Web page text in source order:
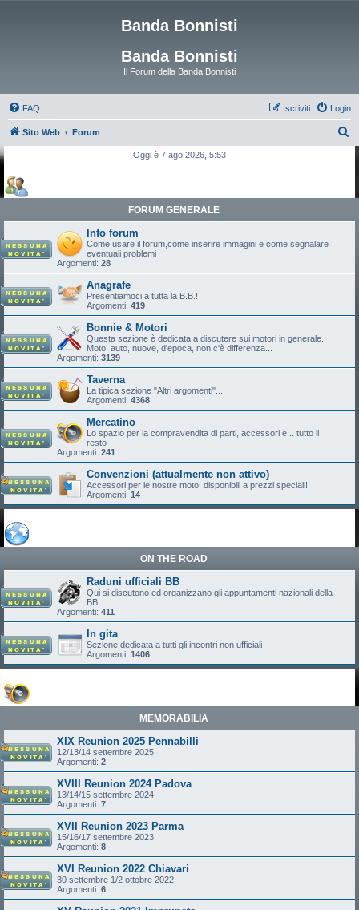
Banda Bonnisti
Banda Bonnisti
Il Forum della Banda Bonnisti
FAQ Login
Iscriviti
Sito Web Forum
Oggi è 7 ago 2026, 5:53
FORUM GENERALE
Info forum
Come usare il forum,come inserire immagini e come segnalare
eventuali problemi
Argomenti: 28
Anagrafe
Presentiamoci a tutta la B.B.!
Argomenti: 419
Bonnie & Motori
Questa sezione è dedicata a discutere sui motori in generale.
Moto, auto, nuove, d'epoca, non c'è differenza...
Argomenti: 3139
Taverna
La tipica sezione "Altri argomenti"...
Argomenti: 4368
Mercatino
Lo spazio per la compravendita di parti, accessori e... tutto il
resto
Argomenti: 241
Convenzioni (attualmente non attivo)
Accessori per le nostre moto, disponibili a prezzi speciali!
Argomenti: 14
ON THE ROAD
Raduni ufficiali BB
Qui si discutono ed organizzano gli appuntamenti nazionali della
BB
Argomenti: 411
In gita
Sezione dedicata a tutti gli incontri non ufficiali
Argomenti: 1406
MEMORABILIA
XIX Reunion 2025 Pennabilli
12/13/14 settembre 2025
Argomenti: 2
XVIII Reunion 2024 Padova
13/14/15 settembre 2024
Argomenti: 7
XVII Reunion 2023 Parma
15/16/17 settembre 2023
Argomenti: 8
XVI Reunion 2022 Chiavari
30 settembre 1/2 ottobre 2022
Argomenti: 6